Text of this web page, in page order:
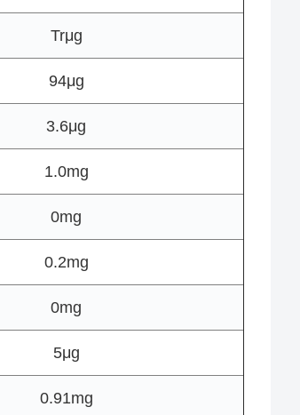
Trμg
94μg
3.6μg
1.0mg
0mg
0.2mg
0mg
5μg
0.91mg